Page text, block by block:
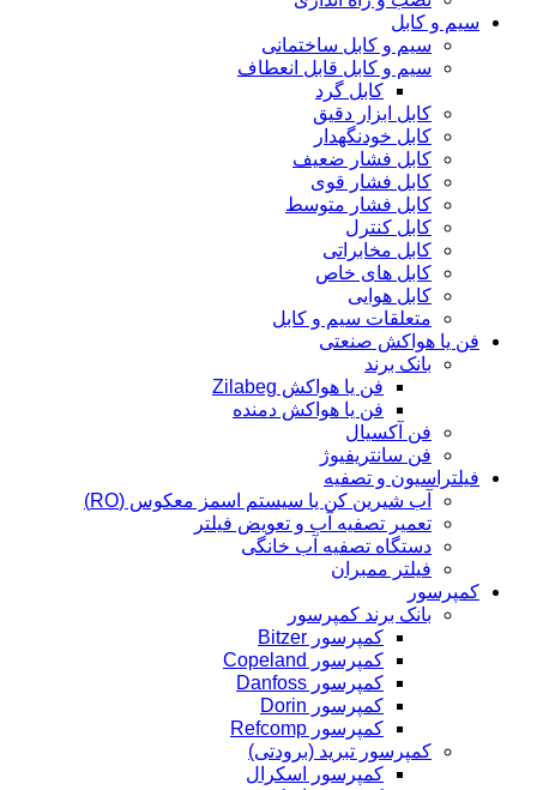
سیم و کابل
سیم و کابل ساختمانی
سیم و کابل قابل انعطاف
کابل گرد
کابل ابزار دقیق
کابل خودنگهدار
کابل فشار ضعیف
کابل فشار قوی
کابل فشار متوسط
کابل کنترل
کابل مخابراتی
کابل های خاص
کابل هوایی
متعلقات سیم و کابل
فن یا هواکش صنعتی
بانک برند
فن یا هواکش Zilabeg
فن یا هواکش دمنده
فن آکسیال
فن سانتریفیوژ
فیلتراسیون و تصفیه
آب شیرین کن یا سیستم اسمز معکوس (RO)
تعمیر تصفیه آب و تعویض فیلتر
دستگاه تصفیه آب خانگی
فیلتر ممبران
کمپرسور
بانک برند کمپرسور
کمپرسور Bitzer
کمپرسور Copeland
کمپرسور Danfoss
کمپرسور Dorin
کمپرسور Refcomp
کمپرسور تبرید (برودتی)
کمپرسور اسکرال